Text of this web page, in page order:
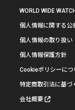
WORLD WIDE
個人情報に関する公
個人情報の取り扱い
個人情報保護方針
Cookieポリシーにつ
特定商取引法に基づ
会社概要